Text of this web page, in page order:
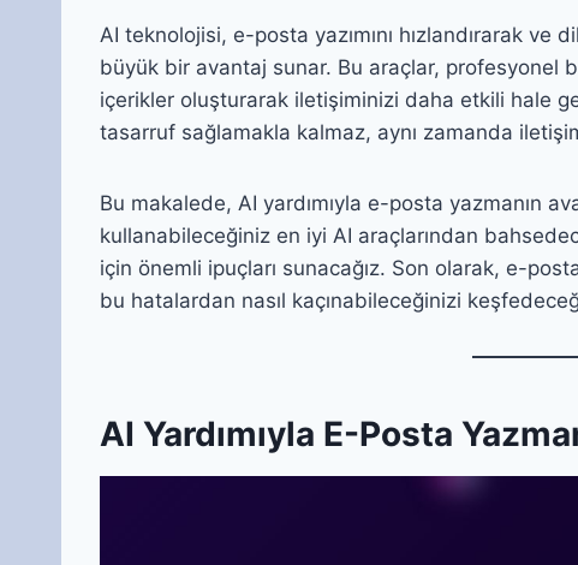
AI teknolojisi, e-posta yazımını hızlandırarak ve
büyük bir avantaj sunar. Bu araçlar, profesyonel
içerikler oluşturarak iletişiminizi daha etkili hale
tasarruf sağlamakla kalmaz, aynı zamanda
Bu makalede, AI yardımıyla e-posta yazmanın
kullanabileceğiniz en iyi AI araçlarından
için önemli ipuçları sunacağız. Son olarak, e-
bu hatalardan nasıl kaçınabileceğinizi
AI Yardımıyla E-Posta